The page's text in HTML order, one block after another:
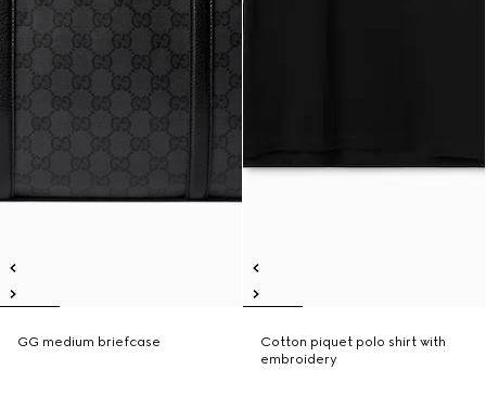
GG medium briefcase
Cotton piquet polo shirt with
embroidery